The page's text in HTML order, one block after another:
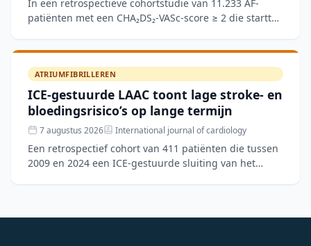
In een retrospectieve cohortstudie van 11.233 AF-
patiënten met een CHA₂DS₂-VASc-score ≥ 2 die startten
ATRIUMFIBRILLEREN
ICE-gestuurde LAAC toont lage stroke- en
bloedingsrisico’s op lange termijn
7 augustus 2026 International journal of cardiology
Een retrospectief cohort van 411 patiënten die tussen
2009 en 2024 een ICE-gestuurde sluiting van het